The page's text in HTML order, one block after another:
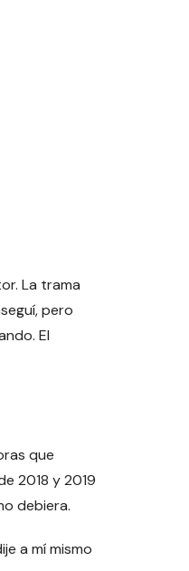
La trama
pero
El
que
2018 y 2019
debiera.
a mí mismo